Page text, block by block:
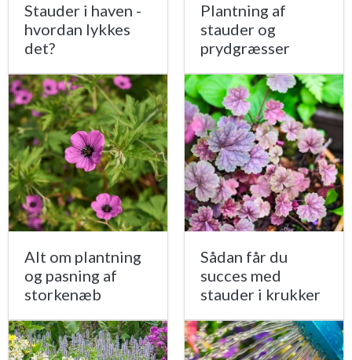
Stauder i haven -
hvordan lykkes
det?
Plantning af
stauder og
prydgræsser
Alt om plantning
og pasning af
storkenæb
Sådan får du
succes med
stauder i krukker